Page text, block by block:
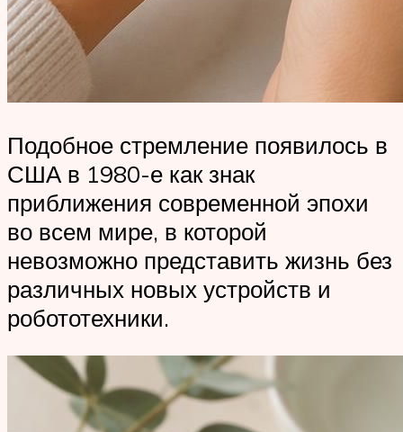
Подобное стремление появилось в
США в 1980-е как знак
приближения современной эпохи
во всем мире, в которой
невозможно представить жизнь без
различных новых устройств и
робототехники.